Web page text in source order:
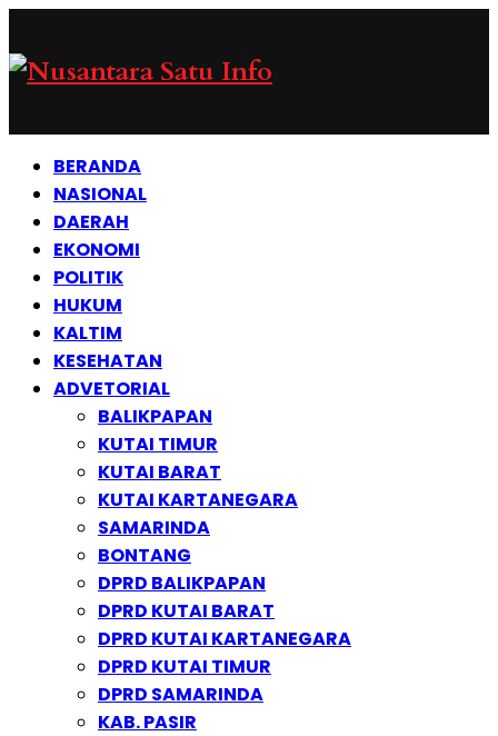
BERANDA
NASIONAL
DAERAH
EKONOMI
POLITIK
HUKUM
KALTIM
KESEHATAN
ADVETORIAL
BALIKPAPAN
KUTAI TIMUR
KUTAI BARAT
KUTAI KARTANEGARA
SAMARINDA
BONTANG
DPRD BALIKPAPAN
DPRD KUTAI BARAT
DPRD KUTAI KARTANEGARA
DPRD KUTAI TIMUR
DPRD SAMARINDA
KAB. PASIR